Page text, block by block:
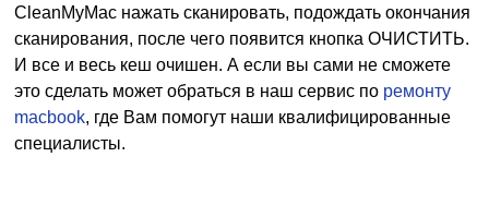
CleanMyMac нажать сканировать, подождать окончания
сканирования, после чего появится кнопка ОЧИСТИТЬ.
И все и весь кеш очишен. А если вы сами не сможете
это сделать может обраться в наш сервис по ремонту
macbook, где Вам помогут наши квалифицированные
специалисты.